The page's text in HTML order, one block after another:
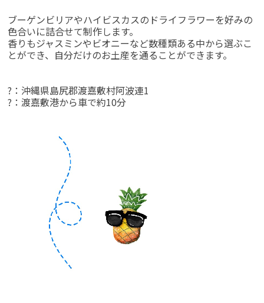
ブーゲンビリアやハイビスカスのドライフラワーを好みの
色合いに詰合せて制作します。
香りもジャスミンやビオニーなど数種類ある中から選ぶこ
とができ、自分だけのお土産を通ることができます。
?：沖縄県島尻郡渡嘉敷村阿波連1
?：渡嘉敷港から車で約10分